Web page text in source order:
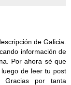
de Galicia.
información de
Por ahora sé que
de leer tu post
por tanta